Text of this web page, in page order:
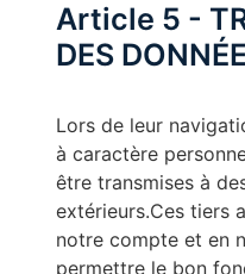
Article 5 -
DES
Lors de leur
à caractère
être transmises à
extérieurs.Ces tiers
notre compte et en
permettre le bon